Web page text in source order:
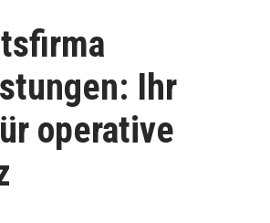
Ihr
operative